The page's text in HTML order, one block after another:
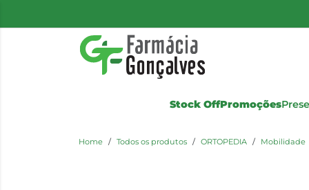
Stock OffPromoções
Home Todos os produtos ORTOPEDIA Mobilidade